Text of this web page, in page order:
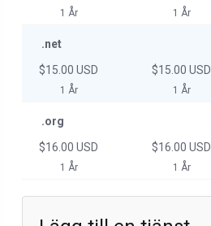
1 År 1 År
.net
$15.00 USD
1 År
$15.00 USD
1 År
.org
$16.00 USD
1 År
$16.00 USD
1 År